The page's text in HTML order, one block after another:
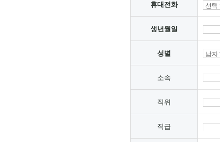
휴대전화
생년월일
성별
소속
직위
직급